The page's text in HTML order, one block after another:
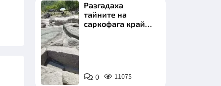
Снимка:
Bulgaria
ON
AIR
Разгадаха
тайните на
саркофага край
0 11075